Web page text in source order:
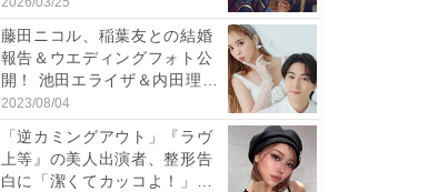
藤田ニコル、稲葉友との結婚
報告＆ウエディングフォト公
開！ 池田エライザ＆内田理
央...
2023/08/04
「逆カミングアウト」『ラヴ
上等』の美人出演者、整形告
白に「潔くてカッコよ！」